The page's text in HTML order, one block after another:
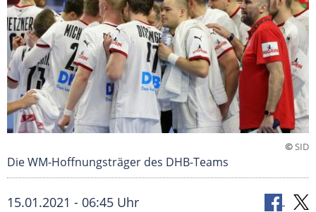
©SID
Die WM-Hoffnungsträger des DHB-Teams
15.01.2021 - 06:45 Uhr